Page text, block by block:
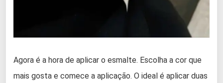
Agora é a hora de aplicar o esmalte. Escolha a cor que
mais gosta e comece a aplicação. O ideal é aplicar duas